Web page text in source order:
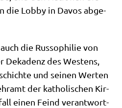
die Lob­by in Davos abge­
die Rus­so­phi­lie von
Deka­denz des Westens,
und sei­nen Wer­ten
der katho­li­schen Kir­
einen Feind ver­ant­wort­